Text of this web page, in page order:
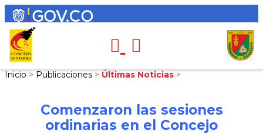
Inicio > Publicaciones > Últimas Noticias >
Comenzaron las sesiones
ordinarias en el Concejo